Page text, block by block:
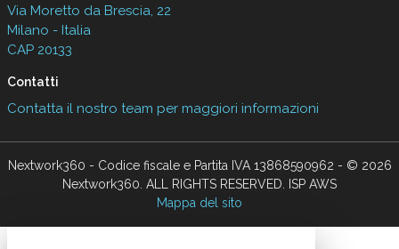
Via Moretto da Brescia, 22
Milano - Italia
CAP 20133
Contatti
Contatta il nostro team per maggiori informazioni
Nextwork360 - Codice fiscale e Partita IVA 13868590962 - © 2026
Nextwork360. ALL RIGHTS RESERVED. ISP AWS
Mappa del sito